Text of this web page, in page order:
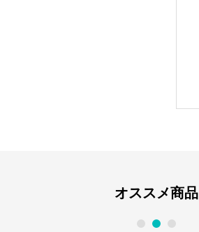
オススメ商品
1 2 3